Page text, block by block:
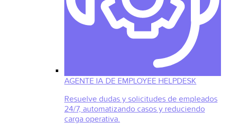
AGENTE IA DE EMPLOYEE HELPDESK
Resuelve dudas y solicitudes de empleados
24/7, automatizando casos y reduciendo
carga operativa.